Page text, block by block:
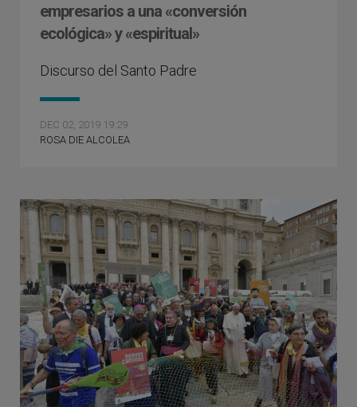
empresarios a una «conversión
ecológica» y «espiritual»
Discurso del Santo Padre
DEC 02, 2019 19:29
ROSA DIE ALCOLEA